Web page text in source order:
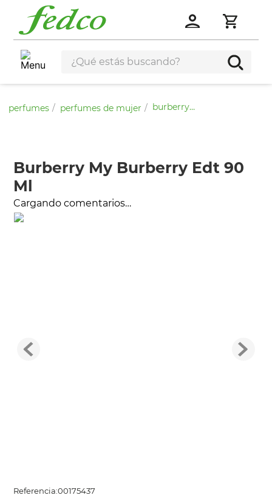
perfumes perfumes de mujer burberry my burberry edt 90 ml
Burberry My Burberry Edt 90
Ml
Cargando comentarios…
Referencia:00175437